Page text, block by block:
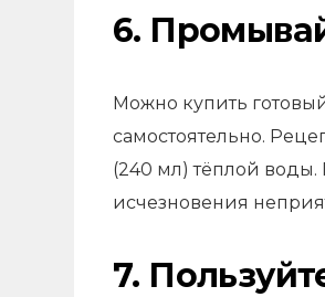
6.
Можно купить
самостоятельно.
(240 мл) тёплой воды.
исчезновения
7.